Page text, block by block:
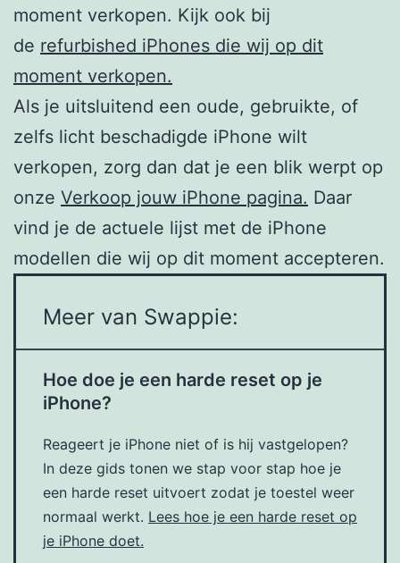
moment verkopen. Kijk ook bij
de refurbished iPhones die wij op dit
moment verkopen.
Als je uitsluitend een oude, gebruikte, of
zelfs licht beschadigde iPhone wilt
verkopen, zorg dan dat je een blik werpt op
onze Verkoop jouw iPhone pagina. Daar
vind je de actuele lijst met de iPhone
modellen die wij op dit moment accepteren.
Meer van Swappie:
Hoe doe je een harde reset op je
iPhone?
Reageert je iPhone niet of is hij vastgelopen?
In deze gids tonen we stap voor stap hoe je
een harde reset uitvoert zodat je toestel weer
normaal werkt. Lees hoe je een harde reset op
je iPhone doet.